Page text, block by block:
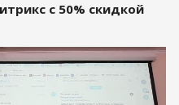
с 50% скидкой